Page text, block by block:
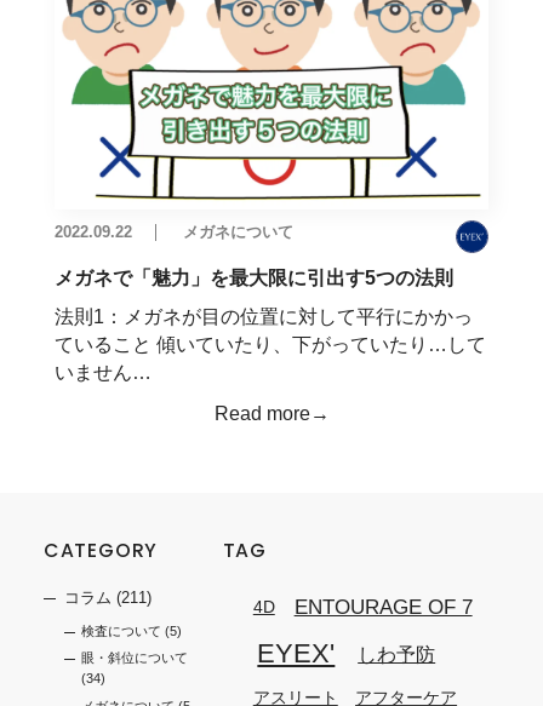
2022.09.22 メガネについて
メガネで「魅力」を最大限に引出す5つの法則
法則1：メガネが目の位置に対して平行にかかっ
ていること 傾いていたり、下がっていたり…して
いません…
Read more→
CATEGORY
コラム (211)
検査について (5)
眼・斜位について
(34)
TAG
4D ENTOURAGE OF 7
EYEX' しわ予防
アスリート アフターケア